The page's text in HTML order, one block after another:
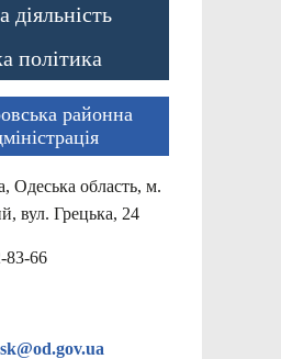
діяльність
політика
районна
Одеська область, м.
вул. Грецька, 24
83-66